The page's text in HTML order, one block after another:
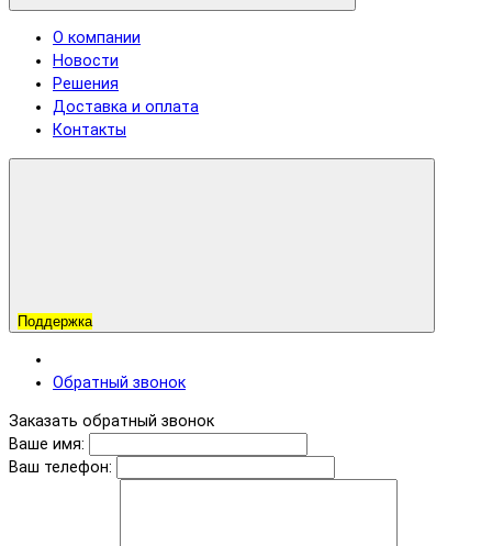
О компании
Новости
Решения
Доставка и оплата
Контакты
Поддержка
Обратный звонок
Заказать обратный звонок
Ваше имя:
Ваш телефон: